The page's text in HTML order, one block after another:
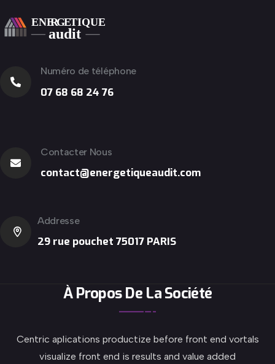
Numéro de téléphone
07 68 68 24 76
Contacter Nous
contact@energetiqueaudit.com
Addresse
29 rue pouchet 75017 PARIS
À Propos De La Société
Centric aplications productize before front end vortals
visualize front end is results and value added